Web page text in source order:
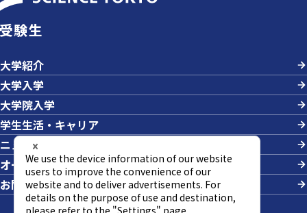
受験生
大学紹介
大学入学
大学院入学
学生生活・キャリア
ニュース＆イベント
オープンキャンパス・説明会
お問い合わせ